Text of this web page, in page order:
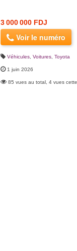
3 000 000 FDJ
Voir le numéro
Véhicules Voitures Toyota
1 juin 2026
85 vues au total, 4 vues